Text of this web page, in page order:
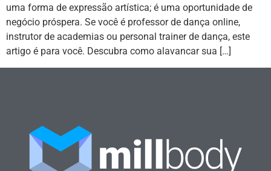
uma forma de expressão artística; é uma oportunidade de
negócio próspera. Se você é professor de dança online,
instrutor de academias ou personal trainer de dança, este
artigo é para você. Descubra como alavancar sua […]